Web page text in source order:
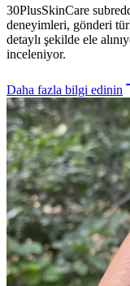
30PlusSkinCare
deneyimleri, gönderi
detaylı şekilde ele
inceleniyor.
Daha fazla bilgi edinin